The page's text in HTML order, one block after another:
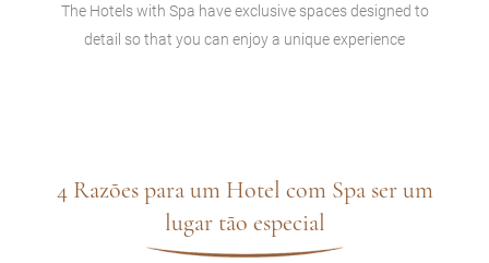
The Hotels with Spa have exclusive spaces designed to
detail so that you can enjoy a unique experience
4 Razões para um Hotel com Spa ser um
lugar tão especial